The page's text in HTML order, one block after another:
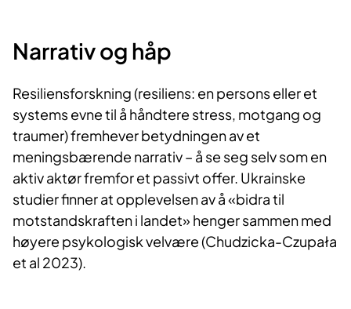
Narrativ og håp
Resiliensforskning (resiliens: en persons eller et
systems evne til å håndtere stress, motgang og
traumer) fremhever betydningen av et
meningsbærende narrativ – å se seg selv som en
aktiv aktør fremfor et passivt offer. Ukrainske
studier finner at opplevelsen av å «bidra til
motstandskraften i landet» henger sammen med
høyere psykologisk velvære (Chudzicka-Czupała
et al 2023).